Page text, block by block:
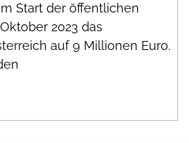
Start der öffentlichen
2023 das
auf 9 Millionen Euro.